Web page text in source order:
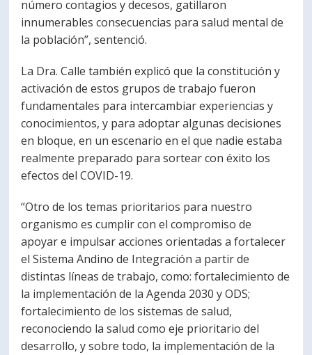
número contagios y decesos, gatillaron
innumerables consecuencias para salud mental de
la población”, sentenció.
La Dra. Calle también explicó que la constitución y
activación de estos grupos de trabajo fueron
fundamentales para intercambiar experiencias y
conocimientos, y para adoptar algunas decisiones
en bloque, en un escenario en el que nadie estaba
realmente preparado para sortear con éxito los
efectos del COVID-19.
“Otro de los temas prioritarios para nuestro
organismo es cumplir con el compromiso de
apoyar e impulsar acciones orientadas a fortalecer
el Sistema Andino de Integración a partir de
distintas líneas de trabajo, como: fortalecimiento de
la implementación de la Agenda 2030 y ODS;
fortalecimiento de los sistemas de salud,
reconociendo la salud como eje prioritario del
desarrollo, y sobre todo, la implementación de la